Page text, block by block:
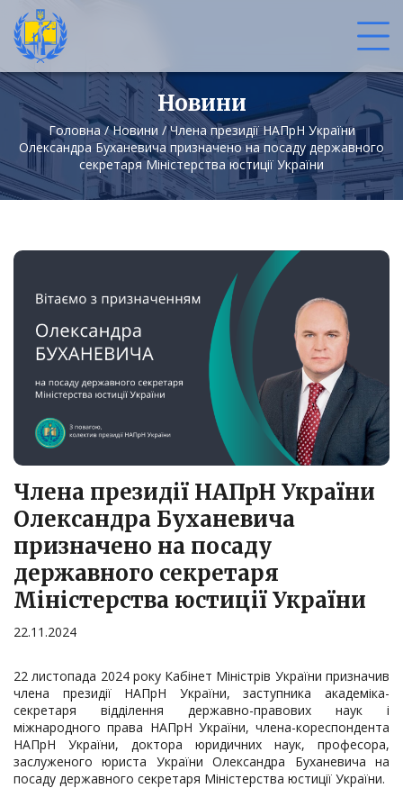
Новини
Головна/Новини /Члена президії НАПрН України
Олександра Буханевича призначено на посаду державного
секретаря Міністерства юстиції України
Члена президії НАПрН України
Олександра Буханевича
призначено на посаду
державного секретаря
Міністерства юстиції України
22.11.2024
22 листопада 2024 року Кабінет Міністрів України призначив
члена президії НАПрН України, заступника академіка-
секретаря відділення державно-правових наук і
міжнародного права НАПрН України, члена-кореспондента
НАПрН України, доктора юридичних наук, професора,
заслуженого юриста України Олександра Буханевича на
посаду державного секретаря Міністерства юстиції України.